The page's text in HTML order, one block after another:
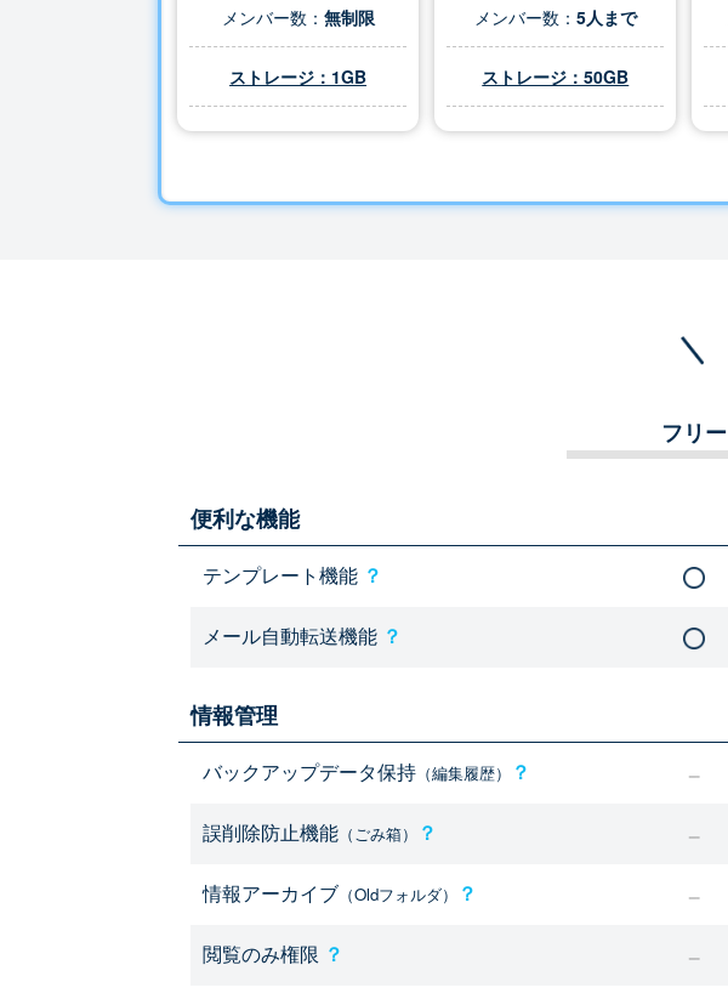
メンバー数： 無制限
ストレージ：1GB
メンバー数： 5人まで
ストレージ：50GB
フリー
便利な機能
テンプレート機能 ？
メール自動転送機能 ？
情報管理
バックアップデータ保持 （編集履歴） ？
誤削除防止機能 （ごみ箱） ？
情報アーカイブ （Oldフォルダ） ？
閲覧のみ権限 ？